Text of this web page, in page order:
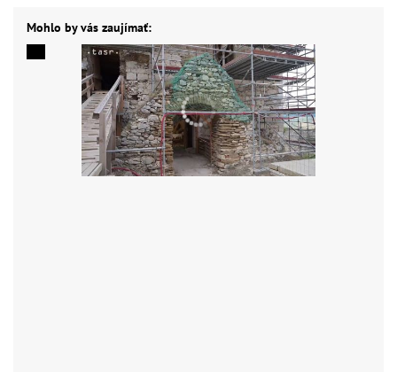
Mohlo by vás zaujímať: